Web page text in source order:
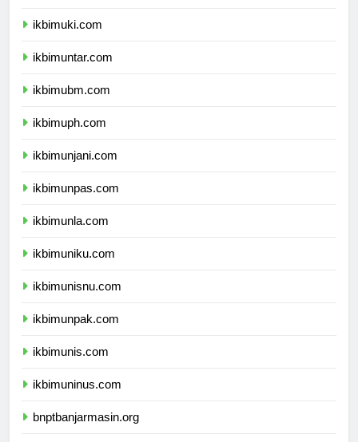
ikbimuki.com
ikbimuntar.com
ikbimubm.com
ikbimuph.com
ikbimunjani.com
ikbimunpas.com
ikbimunla.com
ikbimuniku.com
ikbimunisnu.com
ikbimunpak.com
ikbimunis.com
ikbimuninus.com
bnptbanjarmasin.org